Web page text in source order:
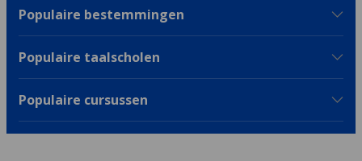
Populaire bestemmingen
Populaire taalscholen
Populaire cursussen